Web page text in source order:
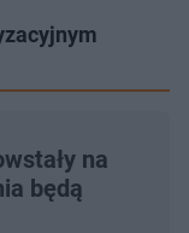
na
będą